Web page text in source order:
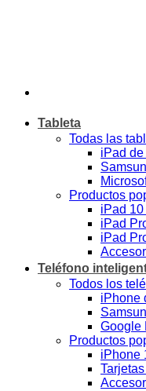
Tableta
Todas las
iPad
Productos
iPad 10
iPad
iPad
Teléfono
Todos los
iPhone
Google
Productos
iPhone
Tarjetas